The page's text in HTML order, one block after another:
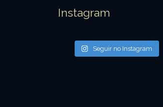
Instagram
Seguir no Instagram